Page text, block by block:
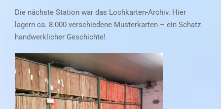
Die nächste Station war das Lochkarten-Archiv. Hier
lagern ca. 8.000 verschiedene Musterkarten – ein Schatz
handwerklicher Geschichte!